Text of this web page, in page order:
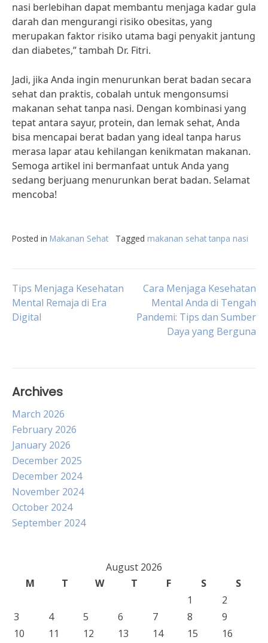
nasi berlebihan dapat membantu menjaga kadar gula
darah dan mengurangi risiko obesitas, yang
merupakan faktor risiko utama bagi penyakit jantung
dan diabetes,” tambah Dr. Fitri.
Jadi, jika Anda ingin menurunkan berat badan secara
sehat dan praktis, cobalah untuk mengonsumsi
makanan sehat tanpa nasi. Dengan kombinasi yang
tepat antara sayur, protein, dan lemak sehat, Anda
bisa mencapai berat badan yang ideal tanpa harus
merasa lapar atau kehilangan kenikmatan makanan.
Semoga artikel ini bermanfaat untuk Anda yang
sedang berjuang menurunkan berat badan. Selamat
mencoba!
Posted in Makanan Sehat Tagged makanan sehat tanpa nasi
Post
navigation
Tips Menjaga Kesehatan
Mental Remaja di Era
Digital
Cara Menjaga Kesehatan
Mental Anda di Tengah
Pandemi: Tips dan Sumber
Daya yang Berguna
Archives
March 2026
February 2026
January 2026
December 2025
December 2024
November 2024
October 2024
September 2024
August 2026
M
T W T F S
S
1
2
3
4 5 6 7 8
9
10
11 12 13 14 15 16